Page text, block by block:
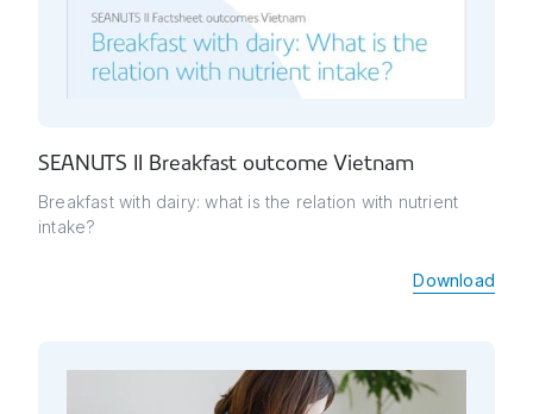
SEANUTS II Breakfast outcome Vietnam
Breakfast with dairy: what is the relation with nutrient
intake?
Download